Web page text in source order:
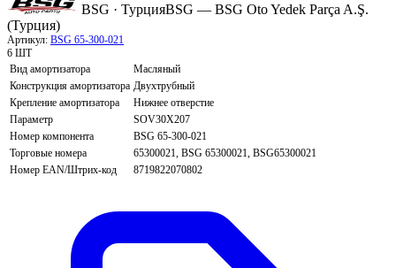
BSG · ТурцияBSG — BSG Oto Yedek Parça A.Ş.
(Турция)
Артикул: BSG 65-300-021
6 ШТ
Вид амортизатора
Масляный
Конструкция амортизатора Двухтрубный
Крепление амортизатора
Нижнее отверстие
Параметр
SOV30X207
Номер компонента
BSG 65-300-021
Торговые номера
65300021, BSG 65300021, BSG65300021
Номер EAN/Штрих-код
8719822070802